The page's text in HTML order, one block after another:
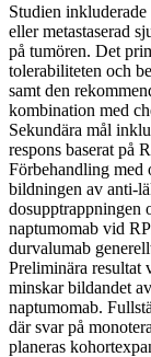
Studien
eller metastaserad
på tumören. Det
tolerabiliteten och
samt den
kombination med
Sekundära mål
respons baserat på
Förbehandling med
bildningen av anti-
dosupptrappningen
naptumomab vid
durvalumab
Preliminära resultat
minskar bildandet
naptumomab.
där svar på
planeras